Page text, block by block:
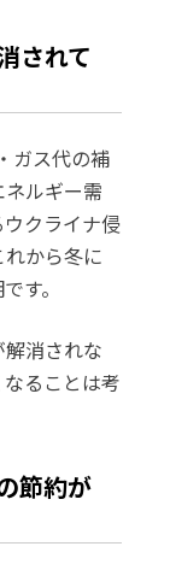
されて
ガス代の補
ルギー需
クライナ侵
から冬に
す。
消されな
ることは考
節約が